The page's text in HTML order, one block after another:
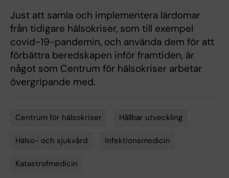
Just att samla och implementera lärdomar
från tidigare hälsokriser, som till exempel
covid-19-pandemin, och använda dem för att
förbättra beredskapen inför framtiden, är
något som Centrum för hälsokriser arbetar
övergripande med.
Centrum för hälsokriser Hållbar utveckling
Hälso- och sjukvård Infektionsmedicin
Katastrofmedicin